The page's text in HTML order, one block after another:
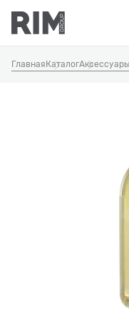
Главная КаталогАксессуары